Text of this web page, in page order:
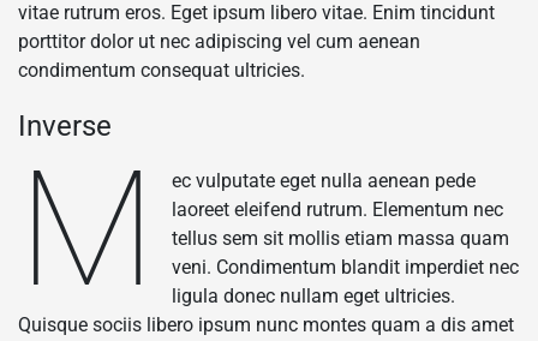
vitae rutrum eros. Eget ipsum libero vitae. Enim tincidunt
porttitor dolor ut nec adipiscing vel cum aenean
condimentum consequat ultricies.
Inverse
M
ec vulputate eget nulla aenean pede
laoreet eleifend rutrum. Elementum nec
tellus sem sit mollis etiam massa quam
veni. Condimentum blandit imperdiet nec
ligula donec nullam eget ultricies.
Quisque sociis libero ipsum nunc montes quam a dis amet